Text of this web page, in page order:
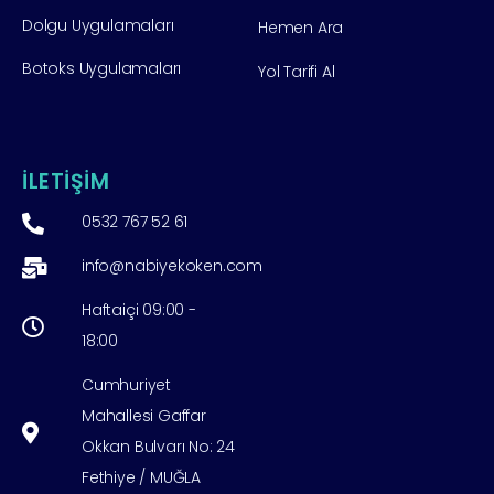
Dolgu Uygulamaları
Botoks Uygulamaları
Hemen Ara
Yol Tarifi Al
İLETİŞİM
0532 767 52 61
info@nabiyekoken.com
Haftaiçi 09:00 -
18:00
Cumhuriyet
Mahallesi Gaffar
Okkan Bulvarı No: 24
Fethiye / MUĞLA